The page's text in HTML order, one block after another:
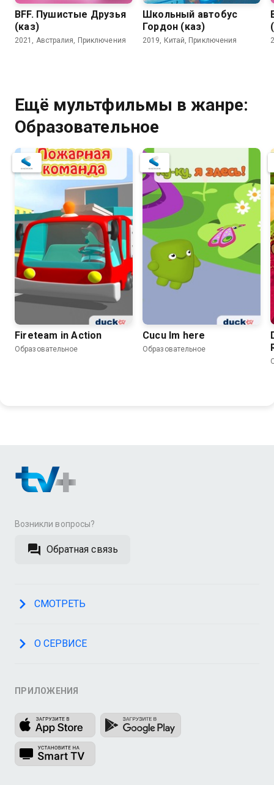
BFF. Пушистые Друзья
(каз)
2021, Австралия, Приключения
Школьный автобус
Гордон (каз)
2019, Китай, Приключения
Ещё мультфильмы в жанре:
Образовательное
Fireteam in Action
Образовательное
Cucu Im here
Образовательное
Возникли вопросы?
Обратная связь
СМОТРЕТЬ
О СЕРВИСЕ
ПРИЛОЖЕНИЯ